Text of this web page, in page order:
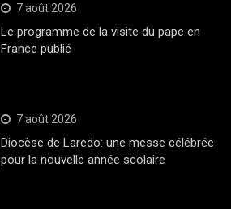
7 août 2026
Le programme de la visite du pape en
France publié
7 août 2026
Diocèse de Laredo: une messe célébrée
pour la nouvelle année scolaire